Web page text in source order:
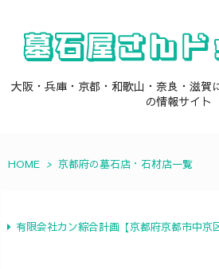
大阪・兵庫・京都・和歌山・奈良・滋賀
の情報サイト
HOME > 京都府の墓石店・石材店一覧
有限会社カン綜合計画【京都府京都市中京